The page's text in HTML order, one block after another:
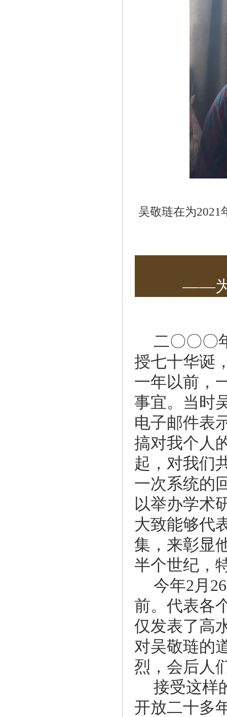
吴敬琏在为2021
——为
二〇〇〇
授七十华诞
一年以前，
事宜。当时
电子邮件表
搞对我个人
起，对我们
一次系统的
以举办学术
大致能够代
集，来彰显
半个世纪，
今年2 月 26
前。代表各
仅发表了高
对吴敬琏的
烈，会后人
接受这样
开放二十多